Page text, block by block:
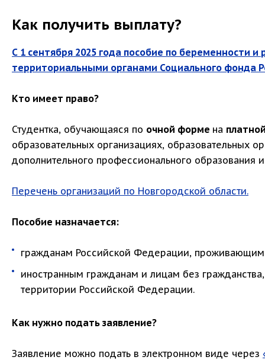
Как получить выплату?
С 1 сентября 2025 года пособие по беременности
территориальными органами Социального фонда
Кто имеет право?
Студентка, обучающаяся по очной форме на
образовательных организациях, образовательных
дополнительного профессионального образования
Перечень организаций по Новгородской области.
Пособие назначается:
гражданам Российской Федерации,
иностранным гражданам и лицам без
территории Российской Федерации.
Как нужно подать заявление?
Заявление можно подать в электронном виде через